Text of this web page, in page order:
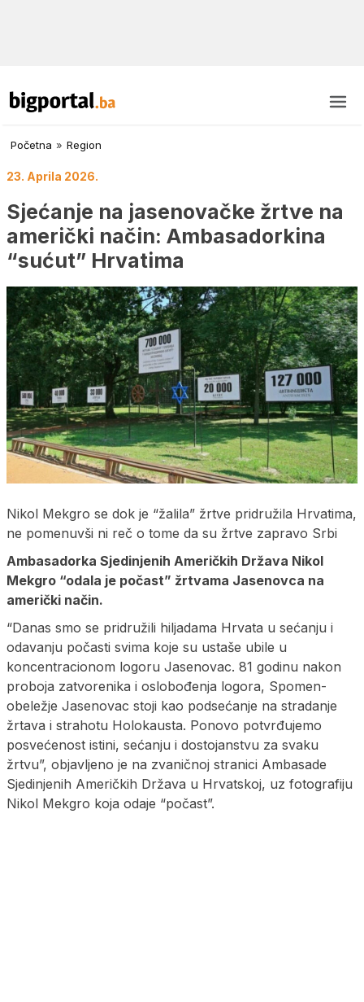
Početna » Region
23. Aprila 2026.
Sjećanje na jasenovačke žrtve na
američki način: Ambasadorkina
“sućut” Hrvatima
Nikol Mekgro se dok je “žalila” žrtve pridružila Hrvatima,
ne pomenuvši ni reč o tome da su žrtve zapravo Srbi
Ambasadorka Sjedinjenih Američkih Država Nikol
Mekgro “odala je počast” žrtvama Jasenovca na
američki način.
“Danas smo se pridružili hiljadama Hrvata u sećanju i
odavanju počasti svima koje su ustaše ubile u
koncentracionom logoru Jasenovac. 81 godinu nakon
proboja zatvorenika i oslobođenja logora, Spomen-
obeležje Jasenovac stoji kao podsećanje na stradanje
žrtava i strahotu Holokausta. Ponovo potvrđujemo
posvećenost istini, sećanju i dostojanstvu za svaku
žrtvu”, objavljeno je na zvaničnoj stranici Ambasade
Sjedinjenih Američkih Država u Hrvatskoj, uz fotografiju
Nikol Mekgro koja odaje “počast”.